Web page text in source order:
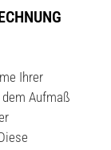
Ihrer
Aufmaß